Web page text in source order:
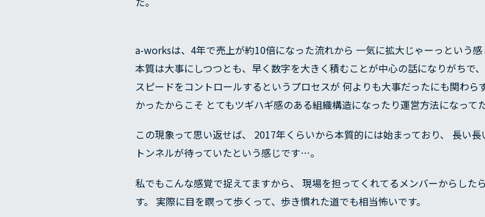
a-worksは、4年で売上が約10倍になった流れから 一気に拡大じゃーっという
本質は大事にしつつとも、早く数字を大きく積むことが中心の話になりがちで
スピードをコントロールするというプロセスが 何よりも大事だったにも関わ
かったからこそ とてもツギハギ感のある組織構造になったり運営方法になって
この現象って思い返せば、 2017年くらいから本質的には始まっており、 長い
トンネルが待っていたという感じです…。
私でもこんな感覚で捉えてますから、 現場を担ってくれてるメンバーからした
す。 実際に目を瞑って歩くって、歩き慣れた道でも相当怖いです。
SERVICE
REASON
RECRUIT